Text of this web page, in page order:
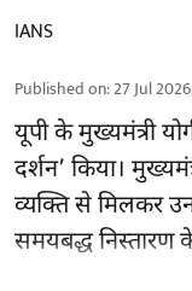
IANS
Published on:27 Jul
यूपी केमुख्यमंत्री
दर्शन’ किया।
व्यक्ति से मिलकर
समयबद्ध निस्तारण